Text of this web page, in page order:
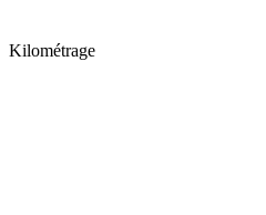
Kilométrage